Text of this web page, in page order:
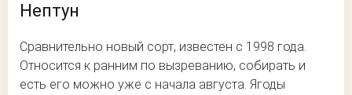
Нептун
Сравнительно новый сорт, известен с 1998 года.
Относится к ранним по вызреванию, собирать и
есть его можно уже с начала августа. Ягоды